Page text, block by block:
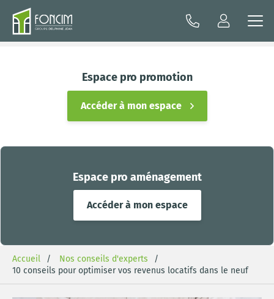
Espace pro aménagement
Accéder à mon espace
Espace pro promotion
Accéder à mon espace
Accueil
Nos conseils d'experts
10 conseils pour optimiser vos revenus locatifs dans le neuf